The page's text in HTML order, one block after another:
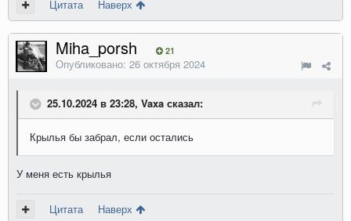
Цитата Наверх
Miha_porsh 21
Опубликовано: 26 октября 2024
25.10.2024 в 23:28, Vaxa сказал:
Крылья бы забрал, если остались
У меня есть крылья
Цитата Наверх